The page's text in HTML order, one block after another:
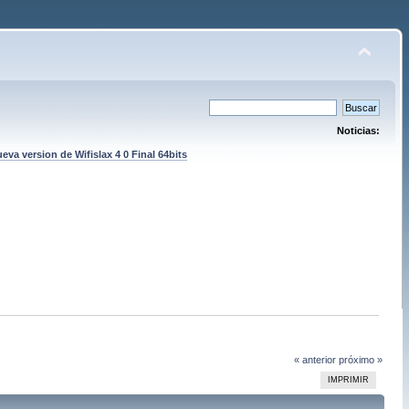
Noticias:
version de Wifislax 4 0 Final 64bits
« anterior próximo »
IMPRIMIR